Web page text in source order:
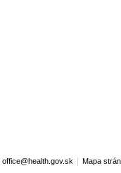
office@health.gov.sk Mapa